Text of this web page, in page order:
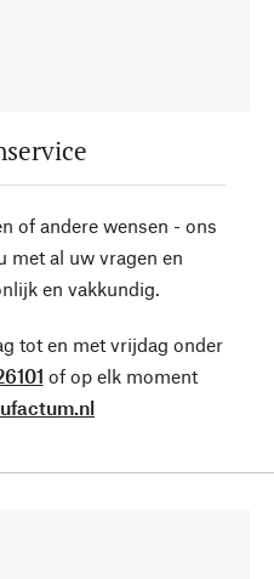
of andere wensen - ons
met al uw vragen en
en vakkundig.
tot en met vrijdag onder
of op elk moment